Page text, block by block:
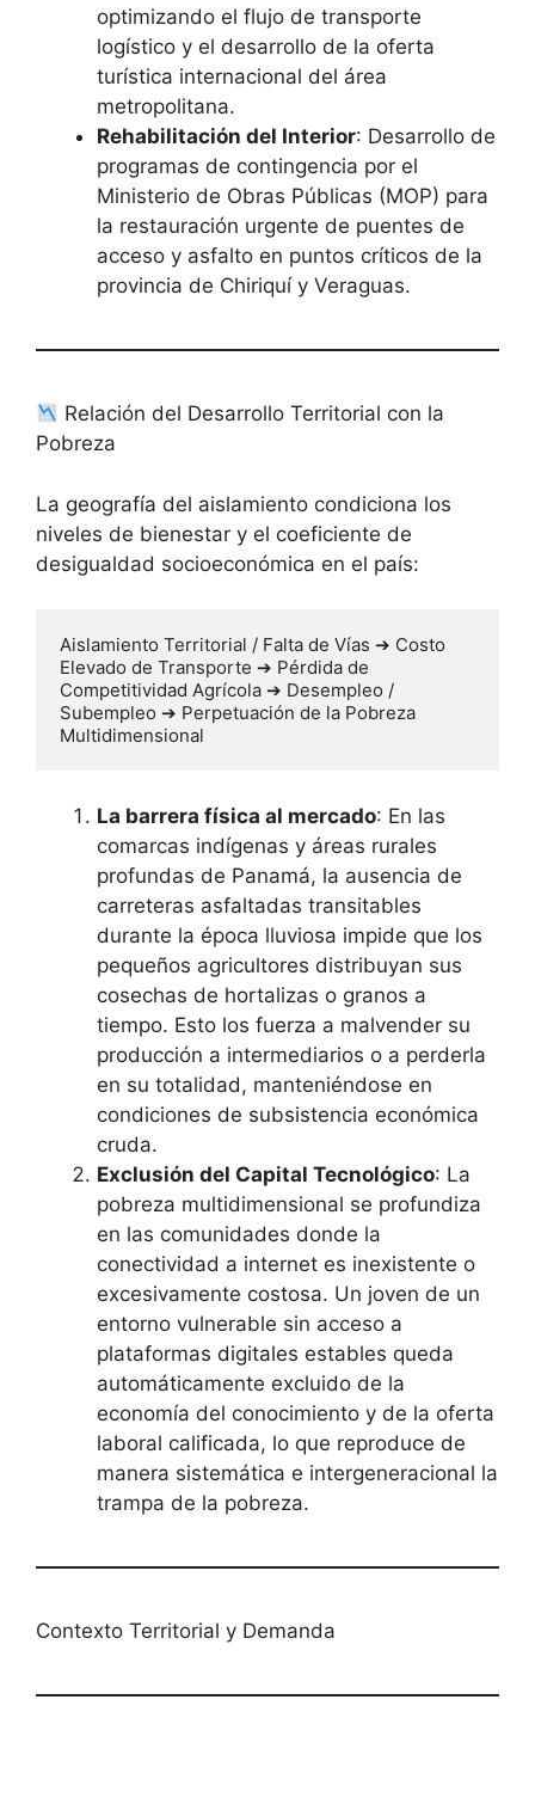
optimizando el flujo de transporte
logístico y el desarrollo de la oferta
turística internacional del área
metropolitana.
Rehabilitación del Interior: Desarrollo de
programas de contingencia por el
Ministerio de Obras Públicas (MOP) para
la restauración urgente de puentes de
acceso y asfalto en puntos críticos de la
provincia de Chiriquí y Veraguas.
Relación del Desarrollo Territorial con la
Pobreza
La geografía del aislamiento condiciona los
niveles de bienestar y el coeficiente de
desigualdad socioeconómica en el país:
Aislamiento Territorial / Falta de Vías ➔ Costo
Elevado de Transporte ➔ Pérdida de
Competitividad Agrícola ➔ Desempleo /
Subempleo ➔ Perpetuación de la Pobreza
La barrera física al mercado: En las
comarcas indígenas y áreas rurales
profundas de Panamá, la ausencia de
carreteras asfaltadas transitables
durante la época lluviosa impide que los
pequeños agricultores distribuyan sus
cosechas de hortalizas o granos a
tiempo. Esto los fuerza a malvender su
producción a intermediarios o a perderla
en su totalidad, manteniéndose en
condiciones de subsistencia económica
cruda.
Exclusión del Capital Tecnológico: La
pobreza multidimensional se profundiza
en las comunidades donde la
conectividad a internet es inexistente o
excesivamente costosa. Un joven de un
entorno vulnerable sin acceso a
plataformas digitales estables queda
automáticamente excluido de la
economía del conocimiento y de la oferta
laboral calificada, lo que reproduce de
manera sistemática e intergeneracional la
trampa de la pobreza.
Contexto Territorial y Demanda